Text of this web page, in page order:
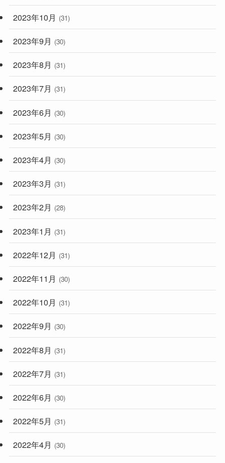
2023年10月 (31)
2023年9月 (30)
2023年8月 (31)
2023年7月 (31)
2023年6月 (30)
2023年5月 (30)
2023年4月 (30)
2023年3月 (31)
2023年2月 (28)
2023年1月 (31)
2022年12月 (31)
2022年11月 (30)
2022年10月 (31)
2022年9月 (30)
2022年8月 (31)
2022年7月 (31)
2022年6月 (30)
2022年5月 (31)
2022年4月 (30)